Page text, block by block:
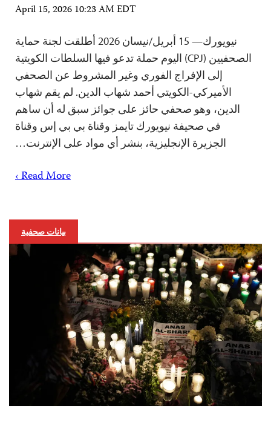
April 15, 2026 10:23 AM EDT
نيويورك— 15 أبريل/نيسان 2026 أطلقت لجنة حماية
الصحفيين (CPJ) اليوم حملة تدعو فيها السلطات الكويتية
إلى الإفراج الفوري وغير المشروط عن الصحفي
الأميركي-الكويتي أحمد شهاب الدين. لم يقم شهاب
الدين، وهو صحفي حائز على جوائز سبق له أن ساهم
في صحيفة نيويورك تايمز وقناة بي بي إس وقناة
الجزيرة الإنجليزية، بنشر أي مواد على الإنترنت…
Read More ›
بيانات صحفية